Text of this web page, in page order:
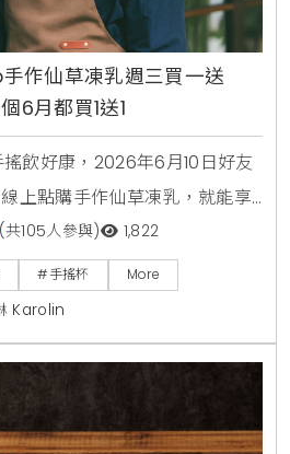
作仙草凍乳週三買一送
6月都買1送1
飲好康，2026年6月10日好友
上點購手作仙草凍乳，就能享
。另外整個6月份，foodpanda
凍奶綠、芒果綠茶、四季珍椰
項買1送1，讓大家在炎熱夏天
。
(共105人參與) 1,822
#手搖杯 More
Karolin